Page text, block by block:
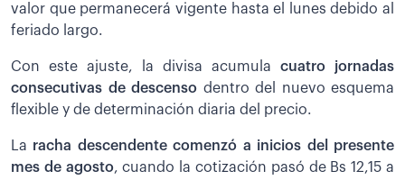
valor que permanecerá vigente hasta el lunes debido al
feriado largo.
Con este ajuste, la divisa acumula cuatro jornadas
consecutivas de descenso dentro del nuevo esquema
flexible y de determinación diaria del precio.
La racha descendente comenzó a inicios del presente
mes de agosto, cuando la cotización pasó de Bs 12,15 a